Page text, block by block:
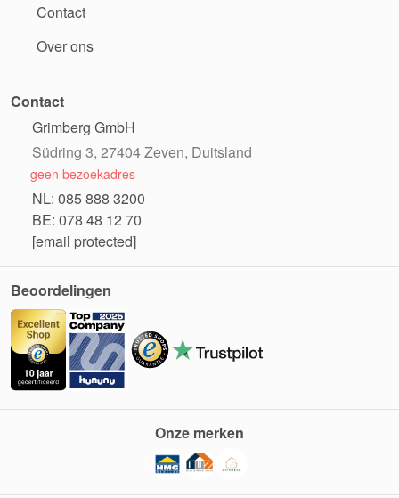
Contact
Over ons
Contact
Grimberg GmbH
Südring 3, 27404 Zeven, Duitsland
geen bezoekadres
NL: 085 888 3200
BE: 078 48 12 70
[email protected]
Beoordelingen
Onze merken